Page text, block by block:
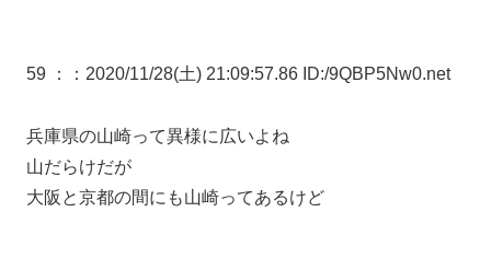
59 ： ：2020/11/28(土) 21:09:57.86 ID:/9QBP5Nw0.net
兵庫県の山崎って異様に広いよね
山だらけだが
大阪と京都の間にも山崎ってあるけど